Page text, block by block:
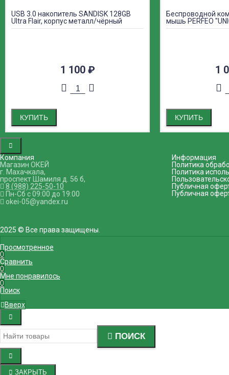
USB 3.0 накопитель SANDISK 128GB
Ultra Flair, корпус металл/чёрный
1 100 ₽
КУПИТЬ
Беспроводной
мышь PERFEO
1
КУПИТЬ
Компания
Магазин ОКЕЙ
г. Махачкала,
проспект Шамиля д. 56 б,
8 (988) 225-50-10
Пн-Сб с 09:00 до 19:00
okei-05@yandex.ru
Информация
Политика
Политика
Публичная
Публичная
2025 © Все права защищены.
Просмотренное
0
Сравнить
0
Мне понравилось
0
Поиск
Вверх
ПОИСК
ЗАКРЫТЬ